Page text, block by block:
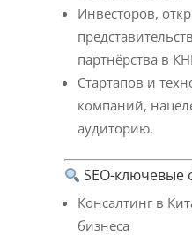
Инвесторов,
партнёрства в
Стартапов и
компаний,
аудиторию.
SEO-ключевые
Консалтинг в
бизнеса